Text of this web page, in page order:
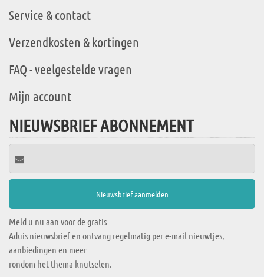
Service & contact
Verzendkosten & kortingen
FAQ - veelgestelde vragen
Mijn account
NIEUWSBRIEF ABONNEMENT
Meld u nu aan voor de gratis
Aduis nieuwsbrief en ontvang regelmatig per e-mail nieuwtjes,
aanbiedingen en meer
rondom het thema knutselen.